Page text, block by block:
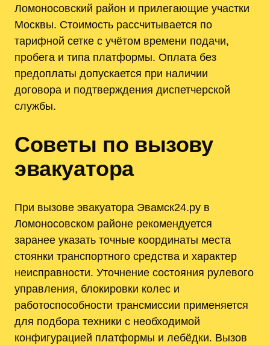
Ломоносовский район и прилегающие участки
Москвы. Стоимость рассчитывается по
тарифной сетке с учётом времени подачи,
пробега и типа платформы. Оплата без
предоплаты допускается при наличии
договора и подтверждения диспетчерской
службы.
Советы по вызову
эвакуатора
При вызове эвакуатора Эвамск24.ру в
Ломоносовском районе рекомендуется
заранее указать точные координаты места
стоянки транспортного средства и характер
неисправности. Уточнение состояния рулевого
управления, блокировки колес и
работоспособности трансмиссии применяется
для подбора техники с необходимой
конфигурацией платформы и лебёдки. Вызов